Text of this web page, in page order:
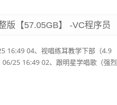
版【57.05GB】 -VC程序员
16:49 04、视唱练耳教学下部（4.9
25 16:49 02、跟明星学唱歌（强烈